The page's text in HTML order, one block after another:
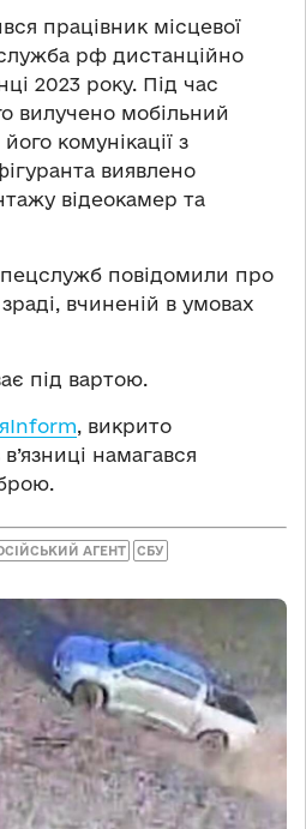
працівник місцевої
рф дистанційно
2023 року. Під час
вилучено мобільний
комунікації з
виявлено
відеокамер та
повідомили про
вчиненій в умовах
під вартою.
, викрито
намагався
АГЕНТ СБУ